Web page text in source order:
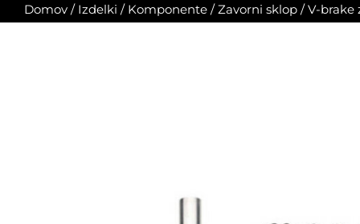
Domov / Izdelki / Komponente /Zavorni sklop /V-brake